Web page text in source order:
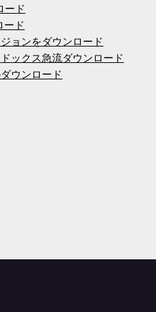
ード
ード
ョンをダウンロード
ックス急流ダウンロード
ウンロード